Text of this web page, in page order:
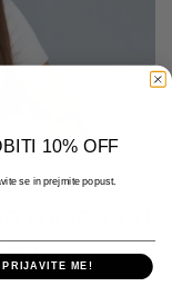
konice: od
konice z
10% OFF
se in prejmite popust.
PRIJAVITE ME!